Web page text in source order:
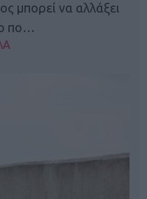
μπορεί να αλλάξει
πο…